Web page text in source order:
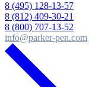
8 (495) 128-13-57
8 (812) 409-30-21
8 (800) 707-13-52
info@parker-pen.com